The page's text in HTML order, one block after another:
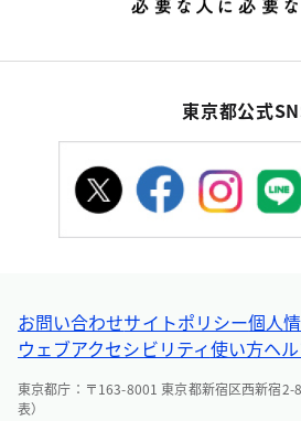
東京都公式
お問い合わせサイトポリシー個人
ウェブアクセシビリティ使い方ヘ
東京都庁：〒163-8001 東京都新宿区西新宿
表）